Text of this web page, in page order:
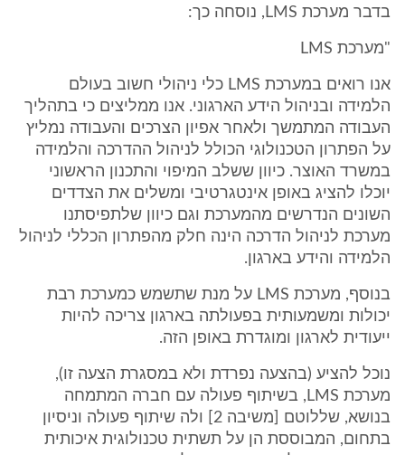
בדבר מערכת LMS, נוסחה כך:
"מערכת LMS
אנו רואים במערכת LMS כלי ניהולי חשוב בעולם
הלמידה ובניהול הידע הארגוני. אנו ממליצים כי בתהליך
העבודה המתמשך ולאחר אפיון הצרכים והעבודה נמליץ
על הפתרון הטכנולוגי הכולל לניהול ההדרכה והלמידה
במשרד האוצר. כיוון ששלב המיפוי והתכנון הראשוני
יוכלו להציג באופן אינטגרטיבי ומשלים את הצדדים
השונים הנדרשים מהמערכת וגם כיוון שלתפיסתנו
מערכת לניהול הדרכה הינה חלק מהפתרון הכללי לניהול
הלמידה והידע בארגון.
בנוסף, מערכת LMS על מנת שתשמש כמערכת רבת
יכולות ומשמעותית בפעולתה בארגון צריכה להיות
ייעודית לארגון ומוגדרת באופן הזה.
נוכל להציע (בהצעה נפרדת ולא במסגרת הצעה זו),
מערכת LMS, בשיתוף פעולה עם חברה המתמחה
בנושא, שללוטם [משיבה 2] ולה שיתוף פעולה וניסיון
בתחום, המבוססת הן על תשתית טכנולוגית איכותית